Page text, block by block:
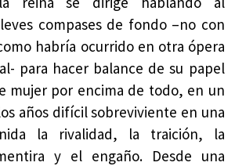
compases de fondo –no con
habría ocurrido en otra ópera
para hacer balance de su papel
mujer por encima de todo, en un
años difícil sobreviviente en una
la rivalidad, la traición, la
y el engaño. Desde una